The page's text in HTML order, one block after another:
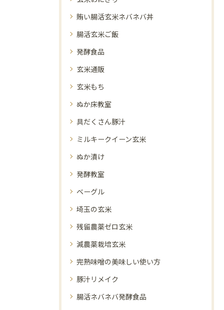
賄い腸活玄米ネバネバ丼
腸活玄米ご飯
発酵食品
玄米通販
玄米もち
ぬか床教室
具だくさん豚汁
ミルキークイーン玄米
ぬか漬け
発酵教室
ベーグル
埼玉の玄米
残留農薬ゼロ玄米
減農薬栽培玄米
完熟味噌の美味しい使い方
豚汁リメイク
腸活ネバネバ発酵食品